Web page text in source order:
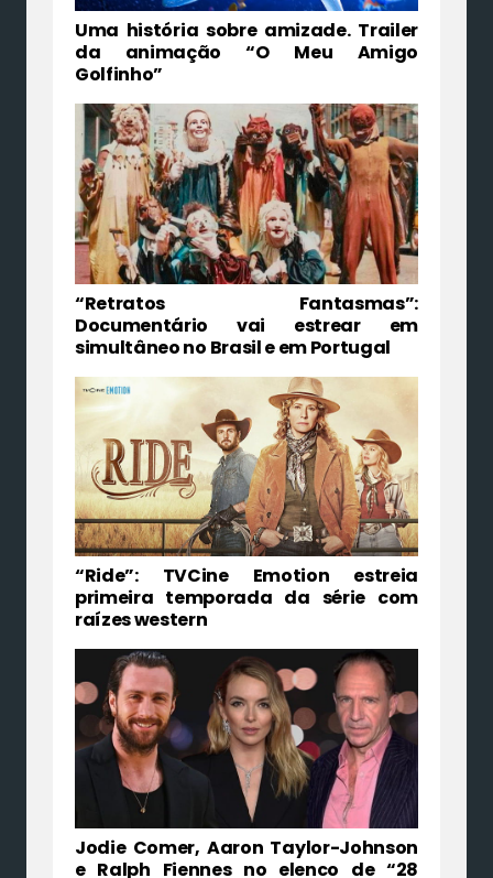
Uma história sobre amizade. Trailer
da animação “O Meu Amigo
Golfinho”
“Retratos Fantasmas”:
Documentário vai estrear em
simultâneo no Brasil e em Portugal
“Ride”: TVCine Emotion estreia
primeira temporada da série com
raízes western
Jodie Comer, Aaron Taylor-Johnson
e Ralph Fiennes no elenco de “28